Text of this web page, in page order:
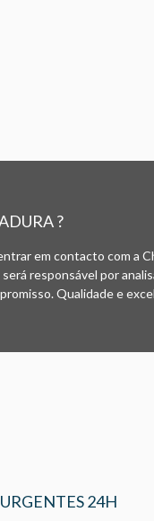
?
em contacto com a
responsável por
Qualidade e
24H